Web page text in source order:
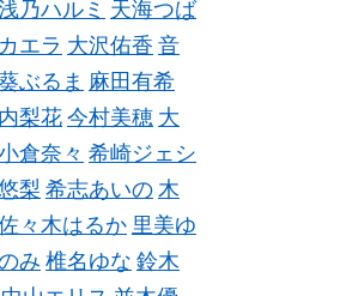
乃ハルミ 天海つば
エラ 大沢佑香 音
ぶるま 麻田有希
梨花 今村美穂 大
倉奈々 希崎ジェシ
梨 希志あいの 木
々木はるか 里美ゆ
み 椎名ゆな 鈴木